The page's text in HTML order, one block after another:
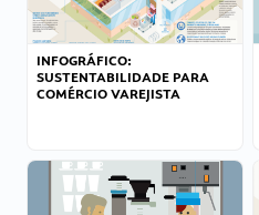
INFOGRÁFICO:
SUSTENTABILIDADE PARA
COMÉRCIO VAREJISTA